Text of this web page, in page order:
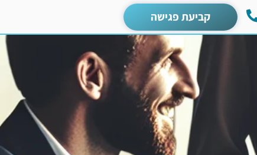
קביעת פגישה